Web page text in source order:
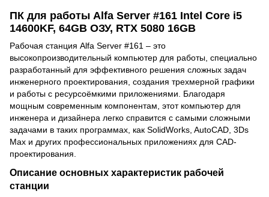
ПК для работы Alfa Server #161 Intel Core i5
14600KF, 64GB ОЗУ, RTX 5080 16GB
Рабочая станция Alfa Server #161 – это
высокопроизводительный компьютер для работы, специально
разработанный для эффективного решения сложных задач
инженерного проектирования, создания трехмерной графики
и работы с ресурсоёмкими приложениями. Благодаря
мощным современным компонентам, этот компьютер для
инженера и дизайнера легко справится с самыми сложными
задачами в таких программах, как SolidWorks, AutoCAD, 3Ds
Max и других профессиональных приложениях для CAD-
проектирования.
Описание основных характеристик рабочей
станции